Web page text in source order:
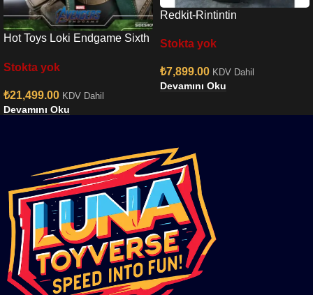
Hot Toys Loki Endgame Sixth
Stokta yok
₺21,499.00 KDV Dahil
Devamını Oku
Redkit-Rintintin
Stokta yok
₺7,899.00 KDV Dahil
Devamını Oku